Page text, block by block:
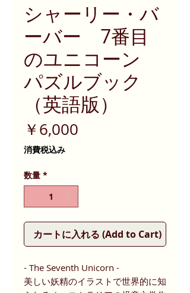
シャーリー・バ
ーバー 7番目
のユニコーン
パズルブック
（英語版）
￥6,000
消費税込み
数量 *
カートに入れる (Add to Cart)
- The Seventh Unicorn -
美しい妖精のイラストで世界的に知